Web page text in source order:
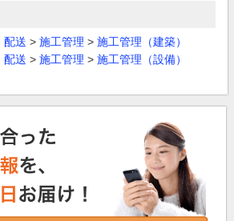
配送 > 施工管理 > 施工管理（建築）
配送 > 施工管理 > 施工管理（設備）